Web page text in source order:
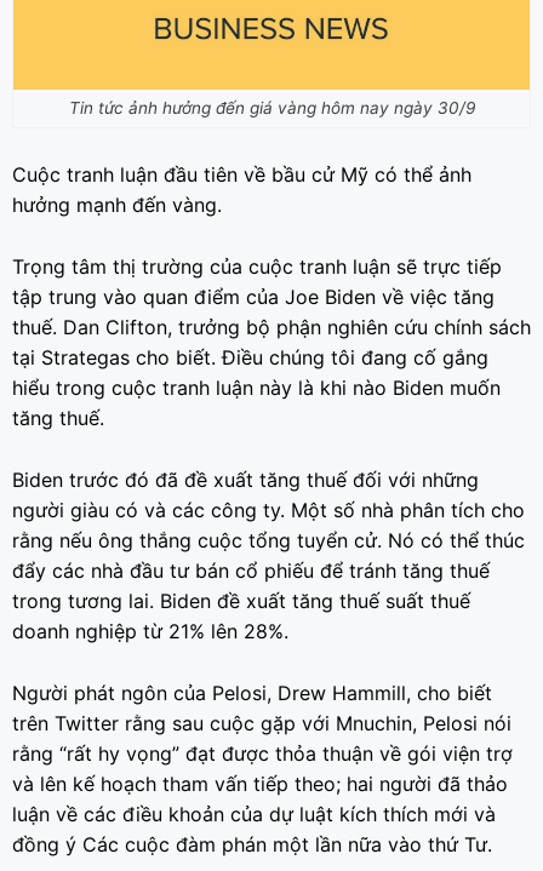
Tin tức ảnh hưởng đến giá vàng hôm nay ngày 30/9
Cuộc tranh luận đầu tiên về bầu cử Mỹ có thể ảnh
hưởng mạnh đến vàng.
Trọng tâm thị trường của cuộc tranh luận sẽ trực tiếp
tập trung vào quan điểm của Joe Biden về việc tăng
thuế. Dan Clifton, trưởng bộ phận nghiên cứu chính sách
tại Strategas cho biết. Điều chúng tôi đang cố gắng
hiểu trong cuộc tranh luận này là khi nào Biden muốn
tăng thuế.
Biden trước đó đã đề xuất tăng thuế đối với những
người giàu có và các công ty. Một số nhà phân tích cho
rằng nếu ông thắng cuộc tổng tuyển cử. Nó có thể thúc
đẩy các nhà đầu tư bán cổ phiếu để tránh tăng thuế
trong tương lai. Biden đề xuất tăng thuế suất thuế
doanh nghiệp từ 21% lên 28%.
Người phát ngôn của Pelosi, Drew Hammill, cho biết
trên Twitter rằng sau cuộc gặp với Mnuchin, Pelosi nói
rằng “rất hy vọng” đạt được thỏa thuận về gói viện trợ
và lên kế hoạch tham vấn tiếp theo; hai người đã thảo
luận về các điều khoản của dự luật kích thích mới và
đồng ý Các cuộc đàm phán một lần nữa vào thứ Tư.